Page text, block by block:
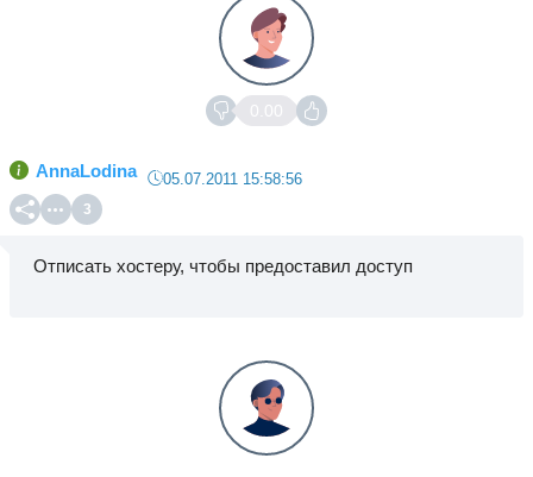
0.00
AnnaLodina 05.07.2011 15:58:56
3
Отписать хостеру, чтобы предоставил доступ